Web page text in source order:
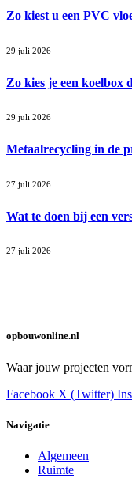
Zo kiest u een PVC
29 juli 2026
Zo kies je een koelbox
29 juli 2026
Metaalrecycling in de
27 juli 2026
Wat te doen bij een
27 juli 2026
opbouwonline.nl
Waar jouw projecten
Facebook X (Twitter)
Navigatie
Algemeen
Ruimte